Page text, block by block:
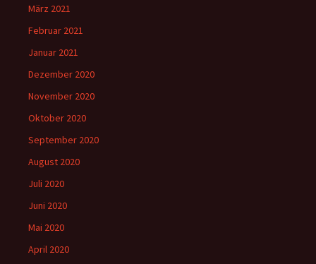
März 2021
Februar 2021
Januar 2021
Dezember 2020
November 2020
Oktober 2020
September 2020
August 2020
Juli 2020
Juni 2020
Mai 2020
April 2020